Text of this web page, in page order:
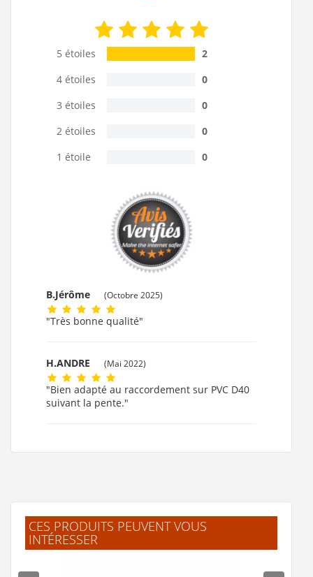
5 étoiles
2
4 étoiles
0
3 étoiles
0
2 étoiles
0
1 étoile
0
B.Jérôme (Octobre 2025)
"Très bonne qualité"
H.ANDRE (Mai 2022)
"Bien adapté au raccordement sur PVC D40
suivant la pente."
CES PRODUITS PEUVENT VOUS
INTÉRESSER